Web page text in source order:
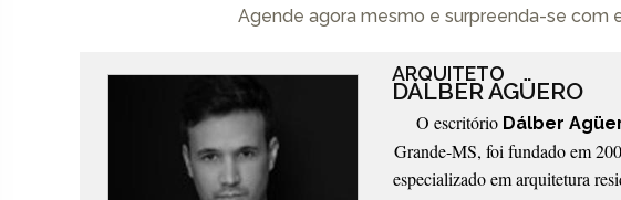
Agende agora mesmo e surpreenda-se com
ARQUITETO
DÁLBER AGÜERO
O escritório Dálber
Grande-MS, foi fundado em
especializado em arquitetura